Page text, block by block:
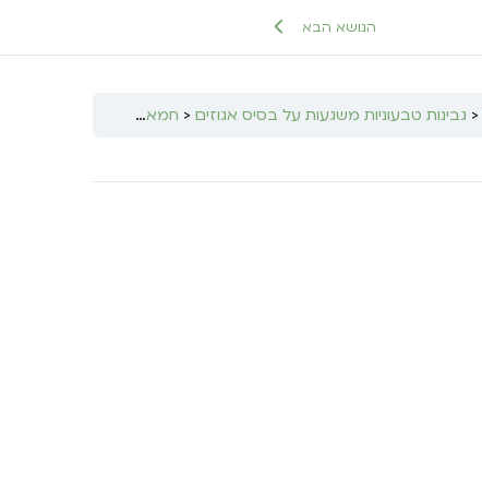
הנושא הבא
גבינות טבעוניות משגעות על בסיס אגוזים חמאה בטעמים